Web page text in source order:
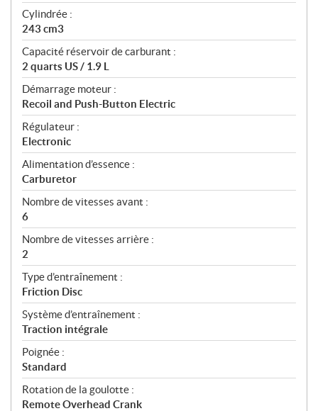
Cylindrée :
243 cm3
Capacité réservoir de carburant :
2 quarts US / 1.9 L
Démarrage moteur :
Recoil and Push-Button Electric
Régulateur :
Electronic
Alimentation d’essence :
Carburetor
Nombre de vitesses avant :
6
Nombre de vitesses arrière :
2
Type d’entraînement :
Friction Disc
Système d’entraînement :
Traction intégrale
Poignée :
Standard
Rotation de la goulotte :
Remote Overhead Crank